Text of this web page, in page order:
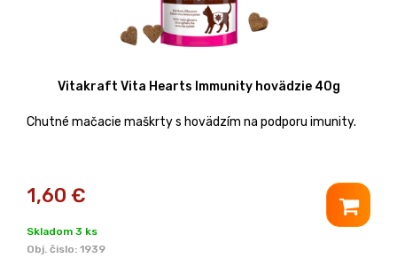
Vitakraft Vita Hearts Immunity hovädzie 40g
Chutné mačacie maškrty s hovädzím na podporu imunity.
1,60 €
Skladom 3 ks
Obj. čislo: 1939